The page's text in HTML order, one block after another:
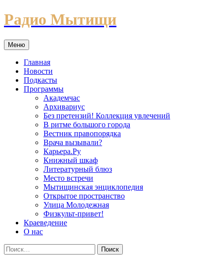
Перейти
к
Радио Мытищи
Меню
Главная
Новости
Подкасты
Программы
Академчас
Архивариус
Без претензий! Коллекция увлечений
В ритме большого города
Вестник правопорядка
Врача вызывали?
Карьера.Ру
Книжный шкаф
Литературный блюз
Место встречи
Мытищинская энциклопедия
Открытое пространство
Улица Молодежная
Физкульт-привет!
Краеведение
О нас
Найти: